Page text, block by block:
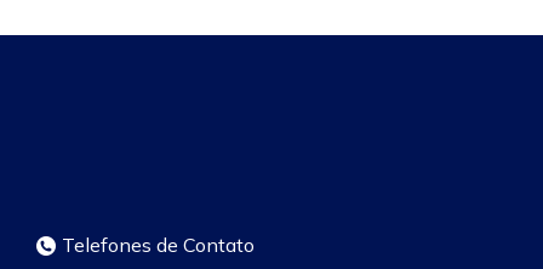
Telefones de Contato